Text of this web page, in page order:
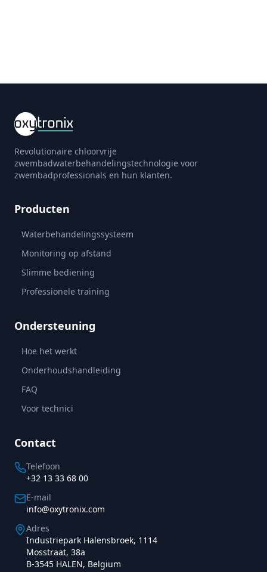
Revolutionaire chloorvrije
zwembadwaterbehandelingstechnologie voor
zwembadprofessionals en hun klanten.
Producten
Waterbehandelingssysteem
Monitoring op afstand
Slimme bediening
Professionele training
Ondersteuning
Hoe het werkt
Onderhoudshandleiding
FAQ
Voor technici
Contact
Telefoon
+32 13 33 68 00
E‑mail
info@oxytronix.com
Adres
Industriepark Halensbroek, 1114
Mosstraat, 38a
B-3545 HALEN, Belgium